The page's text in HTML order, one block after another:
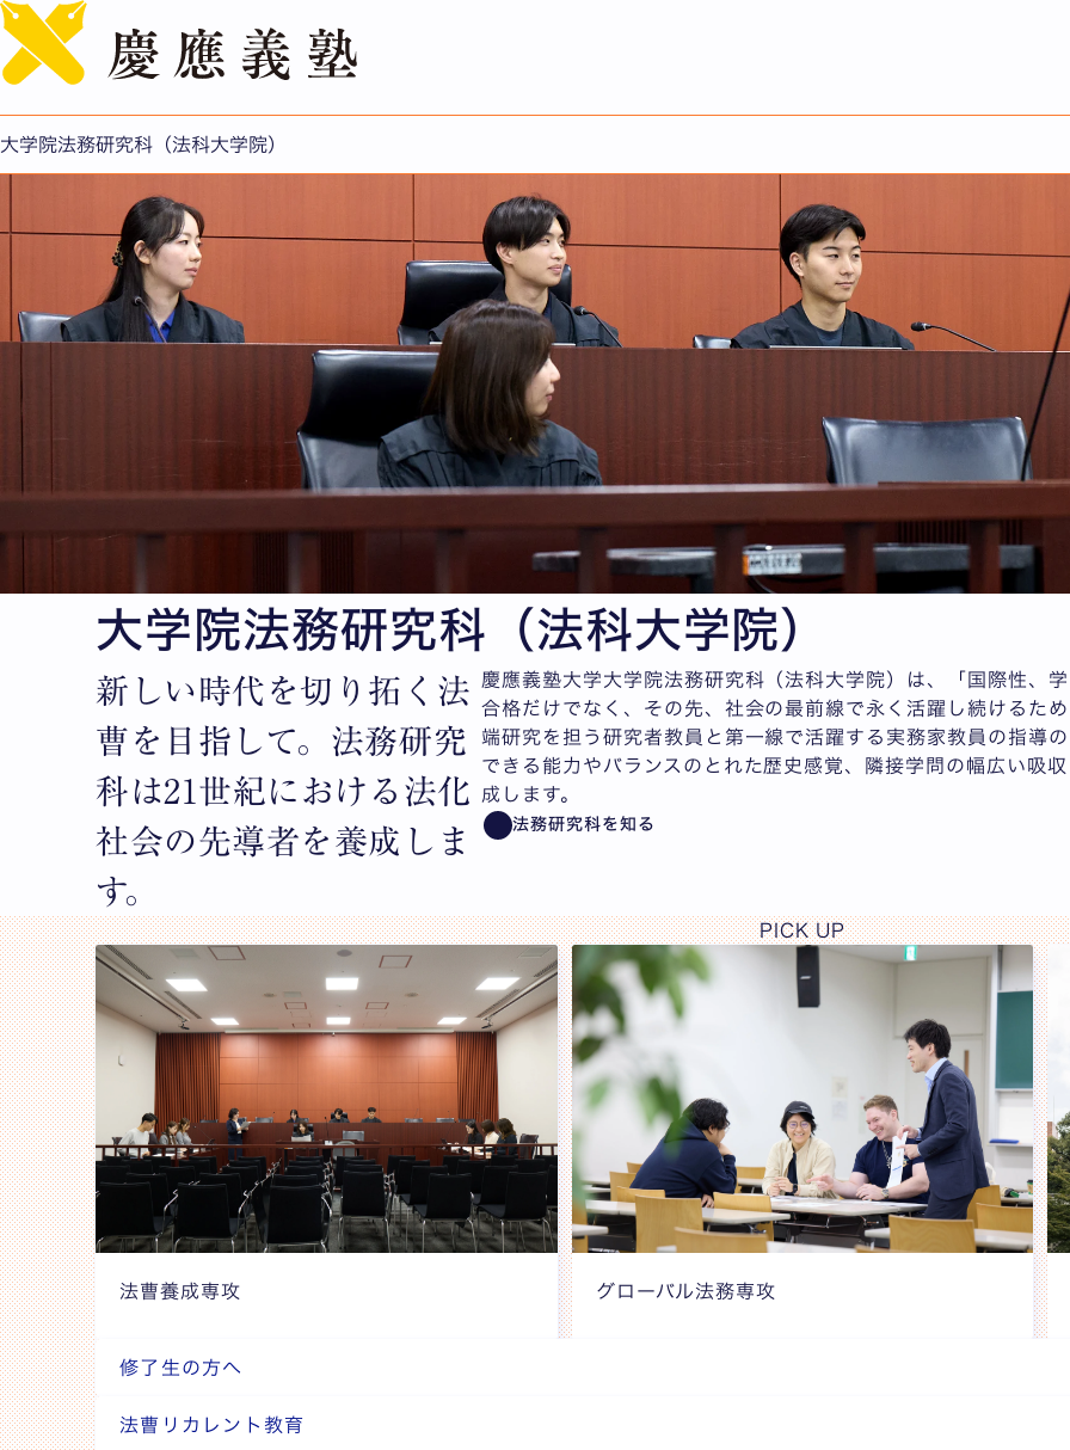
大学院法務研究科（法科大学院）
大学院法務研究科（法科大学院）
新しい時代を切り拓く法
曹を目指して。法務研究
科は21世紀における法化
社会の先導者を養成しま
す。
慶應義塾大学大学院法務研究科（法科大学院）は、「国際性、
合格だけでなく、その先、社会の最前線で永く活躍し続けるた
端研究を担う研究者教員と第一線で活躍する実務家教員の指導
できる能力やバランスのとれた歴史感覚、隣接学問の幅広い吸
成します。
法務研究科を知る
PICK UP
法曹養成専攻 グローバル法務専攻
修了生の方へ
法曹リカレント教育